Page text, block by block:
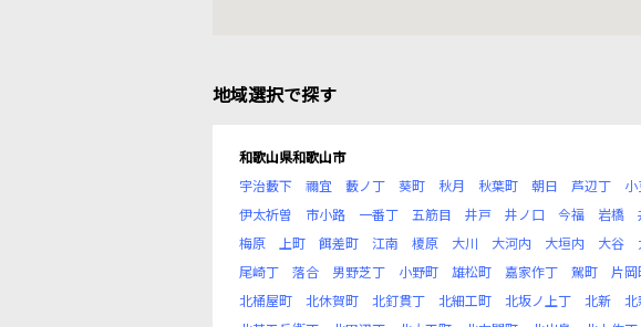
地域選択で探す
和歌山県和歌山市
宇治藪下
禰宜 藪ノ丁 葵町 秋月 秋葉町 朝日 芦辺丁
伊太祈曽
市小路 一番丁 五筋目 井戸 井ノ口 今福 岩橋
梅原
上町 餌差町 江南 榎原 大川 大河内 大垣内 大谷
尾崎丁
落合 男野芝丁 小野町 雄松町 嘉家作丁 駕町 片
北桶屋町
北休賀町 北釘貫丁 北細工町 北坂ノ上丁 北新